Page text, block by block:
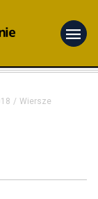
menu
Wiersze